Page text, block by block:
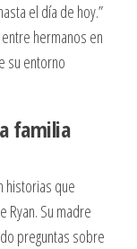
el día de hoy.”
hermanos en
su entorno
familia
historias que
Ryan. Su madre
preguntas sobre